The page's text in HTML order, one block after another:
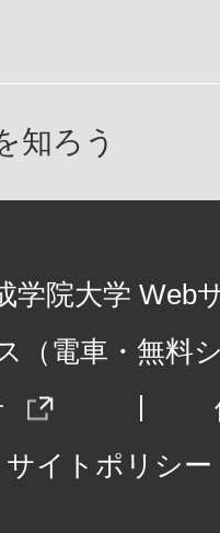
知ろう
学院大学 Web
（電車・無料
サイトポリシー